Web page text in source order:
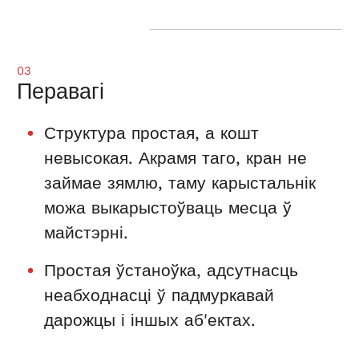
03
Перавагі
Структура простая, а кошт
невысокая. Акрамя таго, кран не
займае зямлю, таму карыстальнік
можа выкарыстоўваць месца ў
майстэрні.
Простая ўстаноўка, адсутнасць
неабходнасці ў падмуркавай
дарожцы і іншых аб'ектах.